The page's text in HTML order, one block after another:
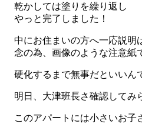
乾かしては塗りを繰り返し
やっと完了しました！
中にお住まいの方へ一応説明
念の為、画像のような注意紙
硬化するまで無事だといいん
明日、大津班長さ確認してみ
このアパートには小さいお子